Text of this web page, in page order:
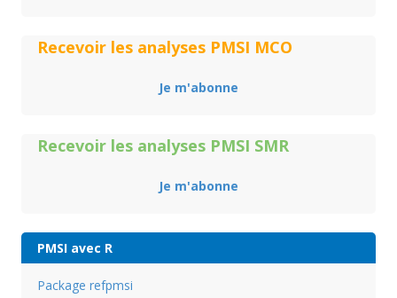
Recevoir les analyses PMSI MCO
Je m'abonne
Recevoir les analyses PMSI SMR
Je m'abonne
PMSI avec R
Package refpmsi